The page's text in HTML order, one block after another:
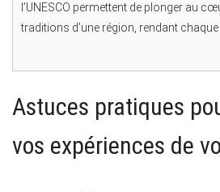
l’UNESCO permettent de plonger au
traditions d’une région, rendant
Astuces pratiques
vos expériences de